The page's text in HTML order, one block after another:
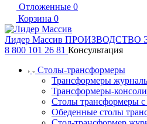
Отложенные 0
Корзина 0
Лидер Массив ПРОИЗВОДСТВО
8 800 101 26 81 Консультация
Столы-трансформеры
Трансформеры
Трансформеры-консоли
Столы трансформеры
Обеденные столы